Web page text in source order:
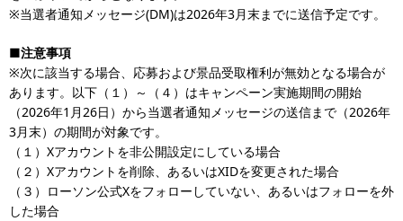
※当選者通知メッセージ(DM)は2026年3月末までに送信予定です。
■注意事項
※次に該当する場合、応募および景品受取権利が無効となる場合が
あります。以下（１）～（４）はキャンペーン実施期間の開始
（2026年1月26日）から当選者通知メッセージの送信まで（2026年
3月末）の期間が対象です。
（１）Xアカウントを非公開設定にしている場合
（２）Xアカウントを削除、あるいはXIDを変更された場合
（３）ローソン公式Xをフォローしていない、あるいはフォローを外
した場合